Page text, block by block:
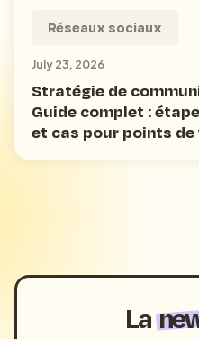
Réseaux sociaux
July 23, 2026
Stratégie de
Guide complet :
et cas pour points
La